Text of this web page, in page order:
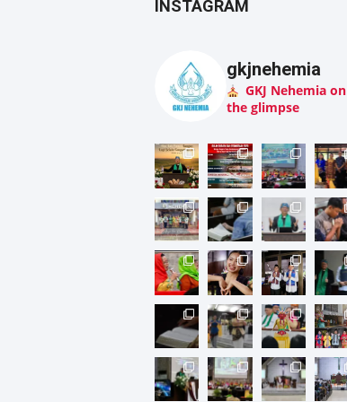
INSTAGRAM
gkjnehemia
GKJ Nehemia on
the glimpse